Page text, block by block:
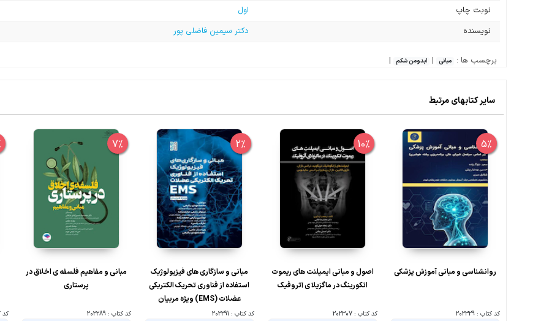
نوبت چاپ
اول
نویسنده
دکتر سیمین فاضلی پور
برچسب ها : مبانی | ابدومن شکم |
سایر کتابهای مرتبط
5%
روانشناسی و مبانی آموزش پزشکی
کد کتاب : 202329
10%
اصول و مبانی ایمپلنت های ریموت
انکورینگ در ماگزیلا ی آتروفیک
کد کتاب : 202307
2%
مبانی و سازگاری‏ های فیزیولوژیک
استفاده از فناوری تحریک الکتریکی
عضلات (EMS) ویژه مربیان
کد کتاب : 202291
7%
مبانی و مفاهیم فلسفه ی اخلاق در
پرستاری
کد کتاب : 202289
کد